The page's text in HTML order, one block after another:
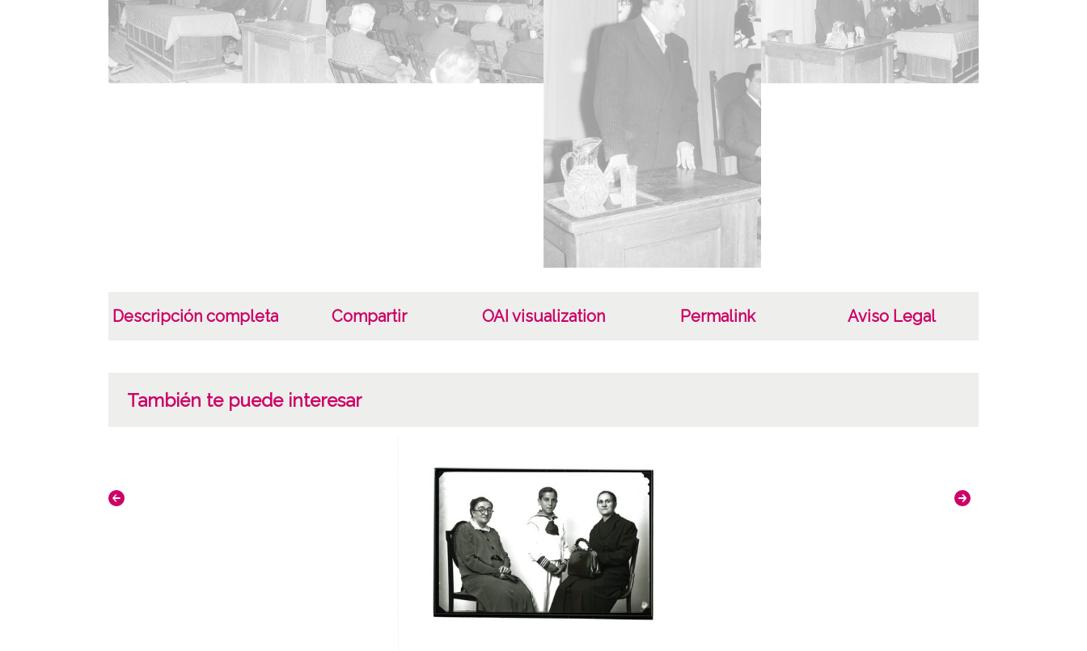
Signatura anterior: Caja 3, rollo E-9 Signatura
antigua: 20 (1960-1961) Signatura copias: Carpeta
240 - Positivos 35000 a 35006 Signatura originales:
Rollo 35mm, nº 1574
Licencia de las imágenes
CC BY-NC-SA 4.0
Descripción completa Compartir OAI visualization Permalink Aviso Legal
También te puede interesar